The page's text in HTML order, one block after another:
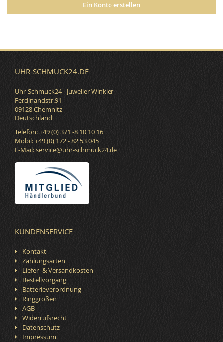
Ein Konto erstellen
UHR-SCHMUCK24.DE
Uhr-Schmuck24 - Juwelier Winkler
Ferdinandstr.91
09128 Chemnitz
Deutschland
Telefon: +49 (0) 371 -8 10 10 16
Mobil: +49 (0) 172 - 82 53 045
E-Mail:service@uhr-schmuck24.de
KUNDENSERVICE
Kontakt
Zahlungsarten
Liefer- & Versandkosten
Bestellvorgang
Batterieverordnung
Ringgrößen
AGB
Widerrufsrecht
Datenschutz
Impressum